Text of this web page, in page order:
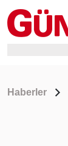
Haberler